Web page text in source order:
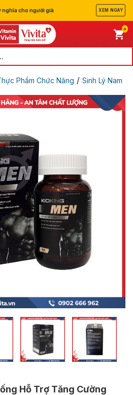
nghĩa cho người già XEM NGAY
0
Phẩm Chức Năng / Sinh Lý Nam
Hỗ Trợ Tăng Cường